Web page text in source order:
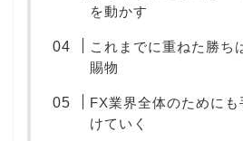
を動かす
これまでに重ねた勝ち
賜物
FX業界全体のために
けていく